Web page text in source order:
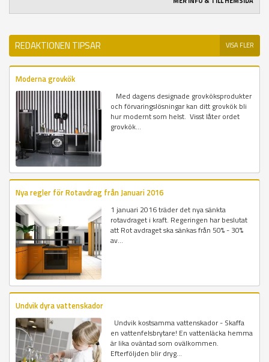
REDAKTIONEN TIPSAR VISA FLER
Moderna grovkök
Med dagens designade grovköksprodukter
och förvaringslösningar kan ditt grovkök bli
hur modernt som helst. Visst låter ordet
grovkök...
Nya regler för Rotavdrag från Januari 2016
1 januari 2016 träder det nya sänkta
rotavdraget i kraft. Regeringen har beslutat
att Rot avdraget ska sänkas från 50% - 30%
av...
Undvik dyra vattenskador
Undvik kostsamma vattenskador - Skaffa
en vattenfelsbrytare! En vattenläcka hemma
är lika oväntad som ovälkommen.
Efterföljden blir dryg...